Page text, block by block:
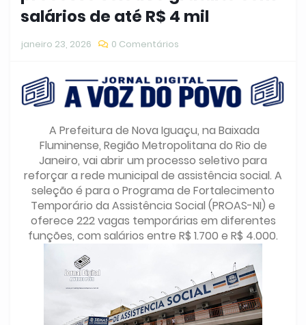
salários de até R$ 4 mil
janeiro 23, 2026 0 Comentários
A Prefeitura de Nova Iguaçu, na Baixada
Fluminense, Região Metropolitana do Rio de
Janeiro, vai abrir um processo seletivo para
reforçar a rede municipal de assistência social. A
seleção é para o Programa de Fortalecimento
Temporário da Assistência Social (PROAS-NI) e
oferece 222 vagas temporárias em diferentes
funções, com salários entre R$ 1.700 e R$ 4.000.